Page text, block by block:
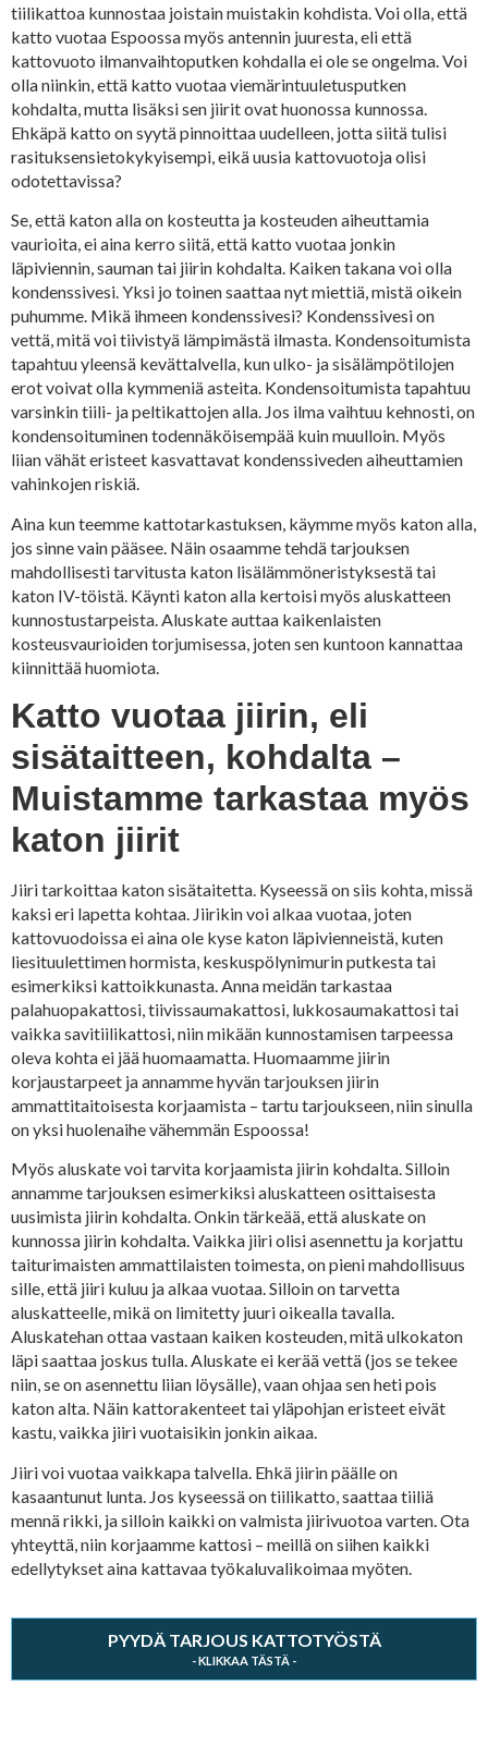
tiilikattoa kunnostaa joistain muistakin kohdista. Voi olla, että
katto vuotaa Espoossa myös antennin juuresta, eli että
kattovuoto ilmanvaihtoputken kohdalla ei ole se ongelma. Voi
olla niinkin, että katto vuotaa viemärintuuletusputken
kohdalta, mutta lisäksi sen jiirit ovat huonossa kunnossa.
Ehkäpä katto on syytä pinnoittaa uudelleen, jotta siitä tulisi
rasituksensietokykyisempi, eikä uusia kattovuotoja olisi
odotettavissa?
Se, että katon alla on kosteutta ja kosteuden aiheuttamia
vaurioita, ei aina kerro siitä, että katto vuotaa jonkin
läpiviennin, sauman tai jiirin kohdalta. Kaiken takana voi olla
kondenssivesi. Yksi jo toinen saattaa nyt miettiä, mistä oikein
puhumme. Mikä ihmeen kondenssivesi? Kondenssivesi on
vettä, mitä voi tiivistyä lämpimästä ilmasta. Kondensoitumista
tapahtuu yleensä kevättalvella, kun ulko- ja sisälämpötilojen
erot voivat olla kymmeniä asteita. Kondensoitumista tapahtuu
varsinkin tiili- ja peltikattojen alla. Jos ilma vaihtuu kehnosti, on
kondensoituminen todennäköisempää kuin muulloin. Myös
liian vähät eristeet kasvattavat kondenssiveden aiheuttamien
vahinkojen riskiä.
Aina kun teemme kattotarkastuksen, käymme myös katon alla,
jos sinne vain pääsee. Näin osaamme tehdä tarjouksen
mahdollisesti tarvitusta katon lisälämmöneristyksestä tai
katon IV-töistä. Käynti katon alla kertoisi myös aluskatteen
kunnostustarpeista. Aluskate auttaa kaikenlaisten
kosteusvaurioiden torjumisessa, joten sen kuntoon kannattaa
kiinnittää huomiota.
Katto vuotaa jiirin, eli
sisätaitteen, kohdalta –
Muistamme tarkastaa myös
katon jiirit
Jiiri tarkoittaa katon sisätaitetta. Kyseessä on siis kohta, missä
kaksi eri lapetta kohtaa. Jiirikin voi alkaa vuotaa, joten
kattovuodoissa ei aina ole kyse katon läpivienneistä, kuten
liesituulettimen hormista, keskuspölynimurin putkesta tai
esimerkiksi kattoikkunasta. Anna meidän tarkastaa
palahuopakattosi, tiivissaumakattosi, lukkosaumakattosi tai
vaikka savitiilikattosi, niin mikään kunnostamisen tarpeessa
oleva kohta ei jää huomaamatta. Huomaamme jiirin
korjaustarpeet ja annamme hyvän tarjouksen jiirin
ammattitaitoisesta korjaamista – tartu tarjoukseen, niin sinulla
on yksi huolenaihe vähemmän Espoossa!
Myös aluskate voi tarvita korjaamista jiirin kohdalta. Silloin
annamme tarjouksen esimerkiksi aluskatteen osittaisesta
uusimista jiirin kohdalta. Onkin tärkeää, että aluskate on
kunnossa jiirin kohdalta. Vaikka jiiri olisi asennettu ja korjattu
taiturimaisten ammattilaisten toimesta, on pieni mahdollisuus
sille, että jiiri kuluu ja alkaa vuotaa. Silloin on tarvetta
aluskatteelle, mikä on limitetty juuri oikealla tavalla.
Aluskatehan ottaa vastaan kaiken kosteuden, mitä ulkokaton
läpi saattaa joskus tulla. Aluskate ei kerää vettä (jos se tekee
niin, se on asennettu liian löysälle), vaan ohjaa sen heti pois
katon alta. Näin kattorakenteet tai yläpohjan eristeet eivät
kastu, vaikka jiiri vuotaisikin jonkin aikaa.
Jiiri voi vuotaa vaikkapa talvella. Ehkä jiirin päälle on
kasaantunut lunta. Jos kyseessä on tiilikatto, saattaa tiiliä
mennä rikki, ja silloin kaikki on valmista jiirivuotoa varten. Ota
yhteyttä, niin korjaamme kattosi – meillä on siihen kaikki
edellytykset aina kattavaa työkaluvalikoimaa myöten.
PYYDÄ TARJOUS KATTOTYÖSTÄ